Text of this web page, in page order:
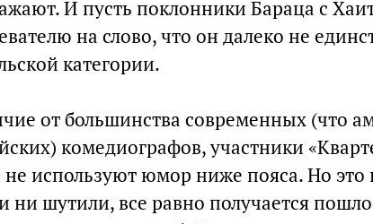
И пусть поклонники Бараца с
на слово, что он далеко не
категории.
от большинства современных (что
комедиографов, участники
используют юмор ниже пояса. Но это
ни шутили, все равно получается